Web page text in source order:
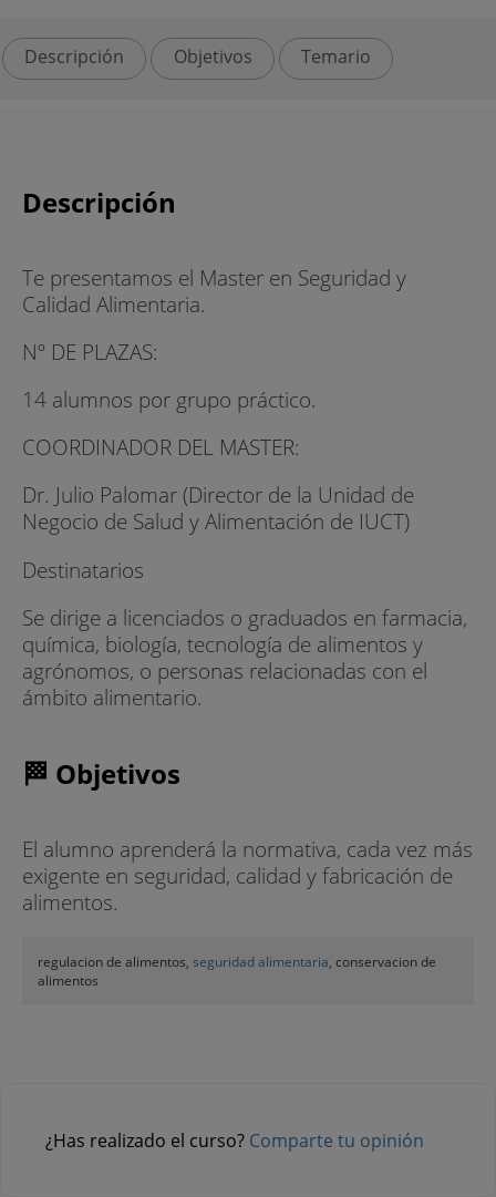
Descripción Objetivos Temario
Descripción
Te presentamos el Master en Seguridad y
Calidad Alimentaria.
Nº DE PLAZAS:
14 alumnos por grupo práctico.
COORDINADOR DEL MASTER:
Dr. Julio Palomar (Director de la Unidad de
Negocio de Salud y Alimentación de IUCT)
Destinatarios
Se dirige a licenciados o graduados en farmacia,
química, biología, tecnología de alimentos y
agrónomos, o personas relacionadas con el
ámbito alimentario.
🏁 Objetivos
El alumno aprenderá la normativa, cada vez más
exigente en seguridad, calidad y fabricación de
alimentos.
regulacion de alimentos, seguridad alimentaria, conservacion de
alimentos
¿Has realizado el curso? Comparte tu opinión